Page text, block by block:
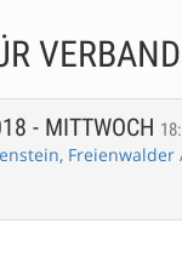
- MITTWOCH